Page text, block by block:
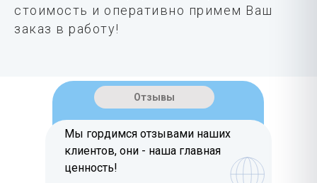
стоимость и оперативно примем Ваш
заказ в работу!
Мы гордимся отзывами наших
клиентов, они - наша главная
ценность!
Отзывы